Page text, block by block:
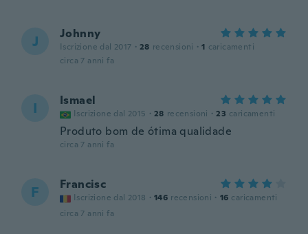
J Johnny
Iscrizione dal 2017 · 28 recensioni · 1 caricamenti
circa 7 anni fa
I Ismael
Iscrizione dal 2015 · 28 recensioni · 23 caricamenti
Produto bom de ótima qualidade
circa 7 anni fa
F Francisc
Iscrizione dal 2018 · 146 recensioni · 16 caricamenti
circa 7 anni fa